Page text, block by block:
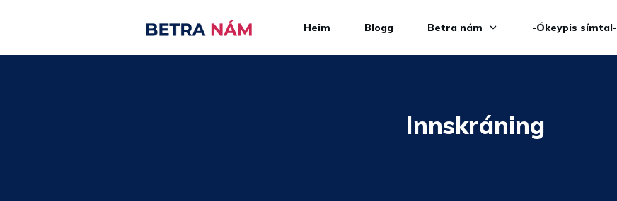
Heim Blogg Betra nám -Ókeypis símtal-
Innskráning